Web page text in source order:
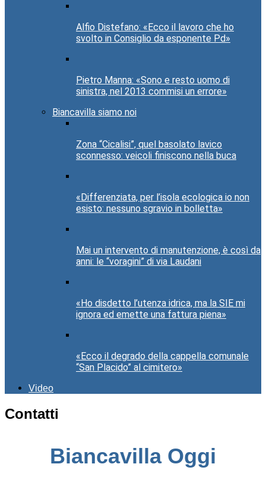
Alfio Distefano: «Ecco il lavoro che ho
svolto in Consiglio da esponente Pd»
Pietro Manna: «Sono e resto uomo di
sinistra, nel 2013 commisi un errore»
Biancavilla siamo noi
Zona “Cicalisi”, quel basolato lavico
sconnesso: veicoli finiscono nella buca
«Differenziata, per l’isola ecologica io non
esisto: nessuno sgravio in bolletta»
Mai un intervento di manutenzione, è così da
anni: le “voragini” di via Laudani
«Ho disdetto l’utenza idrica, ma la SIE mi
ignora ed emette una fattura piena»
«Ecco il degrado della cappella comunale
“San Placido” al cimitero»
Video
Contatti
Biancavilla Oggi